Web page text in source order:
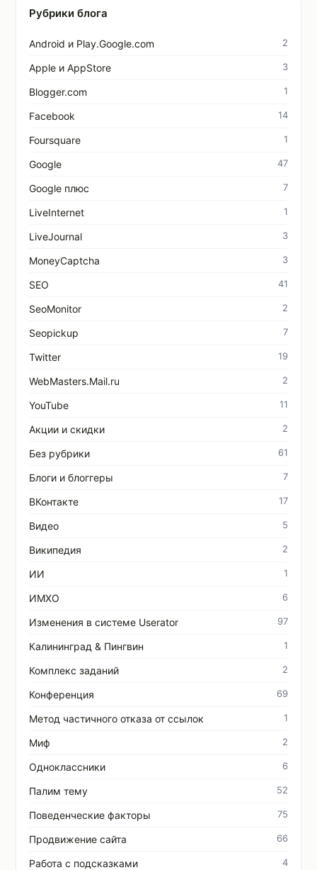
Рубрики блога
Android и Play.Google.com 2
Apple и AppStore 3
Blogger.com 1
Facebook 14
Foursquare 1
Google 47
Google плюс 7
LiveInternet 1
LiveJournal 3
MoneyCaptcha 3
SEO 41
SeoMonitor 2
Seopickup 7
Twitter 19
WebMasters.Mail.ru 2
YouTube 11
Акции и скидки 2
Без рубрики 61
Блоги и блоггеры 7
ВКонтакте 17
Видео 5
Википедия 2
ИИ 1
ИМХО 6
Изменения в системе Userator 97
Калининград & Пингвин 1
Комплекс заданий 2
Конференция 69
Метод частичного отказа от ссылок 1
Миф 2
Одноклассники 6
Палим тему 52
Поведенческие факторы 75
Продвижение сайта 66
Работа с подсказками 4